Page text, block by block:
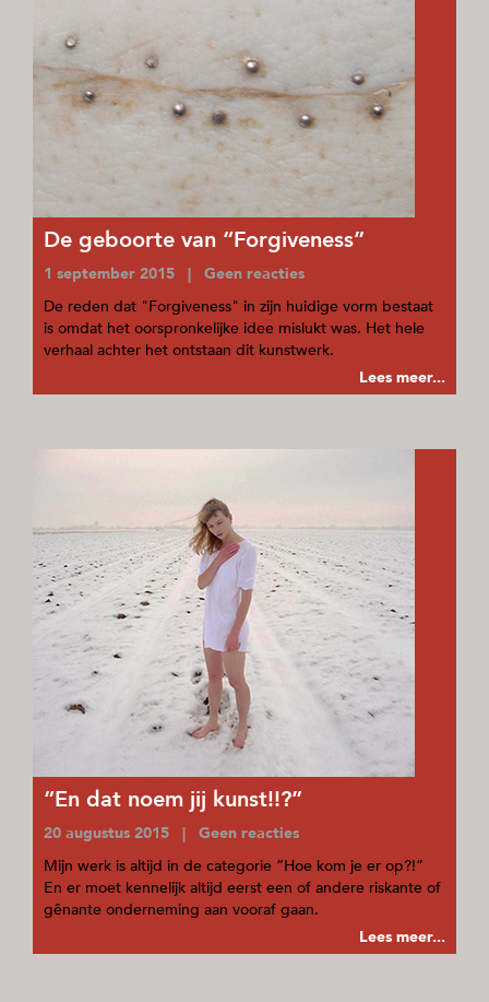
De geboorte van “Forgiveness”
1 september 2015 | Geen reacties
De reden dat "Forgiveness" in zijn huidige vorm bestaat
is omdat het oorspronkelijke idee mislukt was. Het hele
verhaal achter het ontstaan dit kunstwerk.
Lees meer...
“En dat noem jij kunst!!?”
20 augustus 2015 | Geen reacties
Mijn werk is altijd in de categorie “Hoe kom je er op?!”
En er moet kennelijk altijd eerst een of andere riskante of
gênante onderneming aan vooraf gaan.
Lees meer...